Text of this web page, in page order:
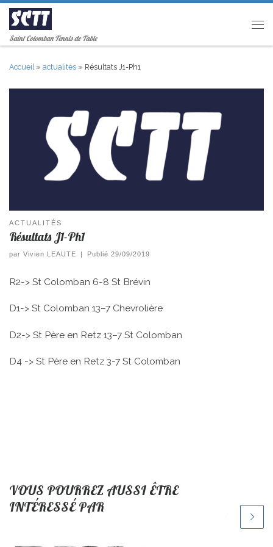
Passer au contenu
Saint Colomban Tennis de Table
Accueil » actualités » Résultats J1-Ph1
ACTUALITÉS
Résultats J1-Ph1
par Vivien LEAUTE | Publié 29/09/2019
R2-> St Colomban 6-8 St Brévin
D1-> St Colomban 13–7 Chevrolière
D2-> St Père en Retz 13–7 St Colomban
D4 -> St Père en Retz 3-7 St Colomban
VOUS POURREZ AUSSI ÊTRE
INTÉRESSÉ PAR